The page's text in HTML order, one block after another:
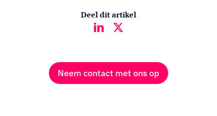
Deel dit artikel
Neem contact met ons op